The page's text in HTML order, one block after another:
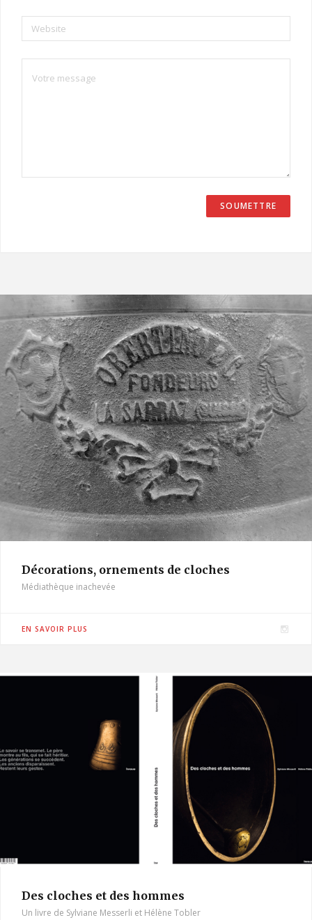
Website
Décorations, ornements de cloches
Médiathèque inachevée
EN SAVOIR PLUS
I
m
Des cloches et des hommes
Un livre de Sylviane Messerli et Hélène Tobler